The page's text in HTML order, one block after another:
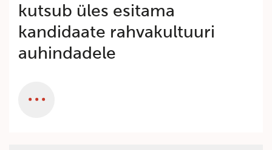
kutsub üles esitama
kandidaate rahvakultuuri
auhindadele